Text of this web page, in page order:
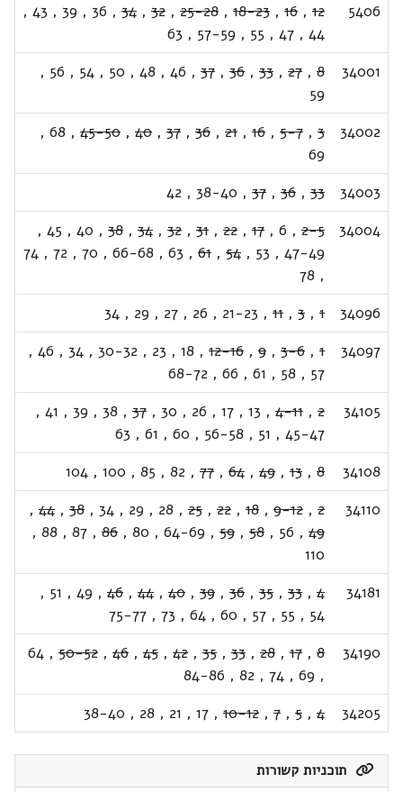
5406
12
,
16
,
18-23
,
25-28
,
32
,
34
,
36
,
39
,
43
,
44
,
47
,
55
,
57-59
,
63
34001
8
,
27
,
33
,
36
,
37
,
46
,
48
,
50
,
54
,
56
,
59
34002
3
,
5-7
,
16
,
21
,
36
,
37
,
40
,
45-50
,
68
,
69
34003
33
,
36
,
37
,
38-40
,
42
34004
2-5
,
6
,
17
,
22
,
31
,
32
,
34
,
38
,
40
,
45
,
47-49
,
53
,
54
,
61
,
63
,
66-68
,
70
,
72
,
74
,
78
34096
1
,
3
,
11
,
21-23
,
26
,
27
,
29
,
34
34097
1
,
3-6
,
9
,
12-16
,
18
,
23
,
30-32
,
34
,
46
,
57
,
58
,
61
,
66
,
68-72
34105
2
,
4-11
,
13
,
17
,
26
,
30
,
37
,
38
,
39
,
41
,
45-47
,
51
,
56-58
,
60
,
61
,
63
34108
8
,
13
,
49
,
64
,
77
,
82
,
85
,
100
,
104
34110
2
,
9-12
,
18
,
22
,
25
,
28
,
29
,
34
,
38
,
44
,
49
,
56
,
58
,
59
,
64-69
,
80
,
86
,
87
,
88
,
110
34181
4
,
33
,
35
,
36
,
39
,
40
,
44
,
46
,
49
,
51
,
54
,
55
,
57
,
60
,
64
,
73
,
75-77
34190
8
,
17
,
28
,
33
,
35
,
42
,
45
,
46
,
50-52
,
64
,
69
,
74
,
82
,
84-86
34205
4
,
5
,
7
,
10-12
,
17
,
21
,
28
,
38-40
תוכניות קשורות